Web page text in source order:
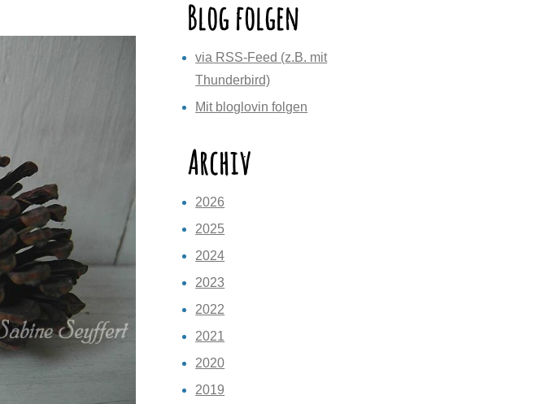
Blog folgen
via RSS-Feed (z.B. mit
Thunderbird)
Mit bloglovin folgen
Archiv
2026
2025
2024
2023
2022
2021
2020
2019